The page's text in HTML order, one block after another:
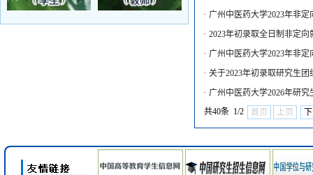
· 广州中医药大学2023年非
· 2023年初录取全日制非定
· 广州中医药大学2023年非
· 关于2023年初录取研究生
· 广州中医药大学2026年研
共40条 1/2
首页 上页